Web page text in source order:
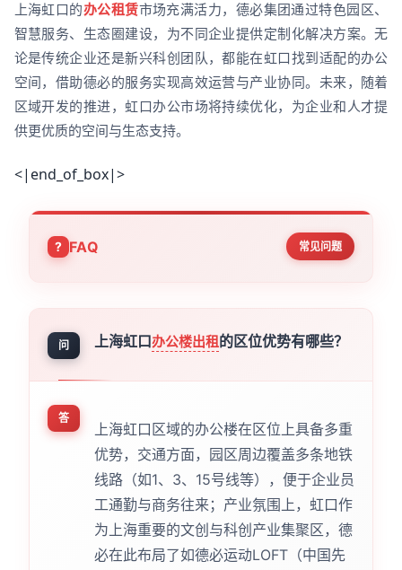
上海虹口的办公租赁市场充满活力，德必集团通过特色园区、
智慧服务、生态圈建设，为不同企业提供定制化解决方案。无
论是传统企业还是新兴科创团队，都能在虹口找到适配的办公
空间，借助德必的服务实现高效运营与产业协同。未来，随着
区域开发的推进，虹口办公市场将持续优化，为企业和人才提
供更优质的空间与生态支持。
<|end_of_box|>
FAQ 常见问题
问 上海虹口办公楼出租的区位优势有哪些？
答
上海虹口区域的办公楼在区位上具备多重
优势，交通方面，园区周边覆盖多条地铁
线路（如1、3、15号线等），便于企业员
工通勤与商务往来；产业氛围上，虹口作
为上海重要的文创与科创产业集聚区，德
必在此布局了如德必运动LOFT（中国先